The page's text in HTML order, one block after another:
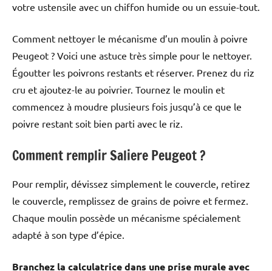
votre ustensile avec un chiffon humide ou un essuie-tout.
Comment nettoyer le mécanisme d’un moulin à poivre
Peugeot ? Voici une astuce très simple pour le nettoyer.
Égoutter les poivrons restants et réserver. Prenez du riz
cru et ajoutez-le au poivrier. Tournez le moulin et
commencez à moudre plusieurs fois jusqu’à ce que le
poivre restant soit bien parti avec le riz.
Comment remplir Saliere Peugeot ?
Pour remplir, dévissez simplement le couvercle, retirez
le couvercle, remplissez de grains de poivre et fermez.
Chaque moulin possède un mécanisme spécialement
adapté à son type d’épice.
Branchez la calculatrice dans une prise murale avec